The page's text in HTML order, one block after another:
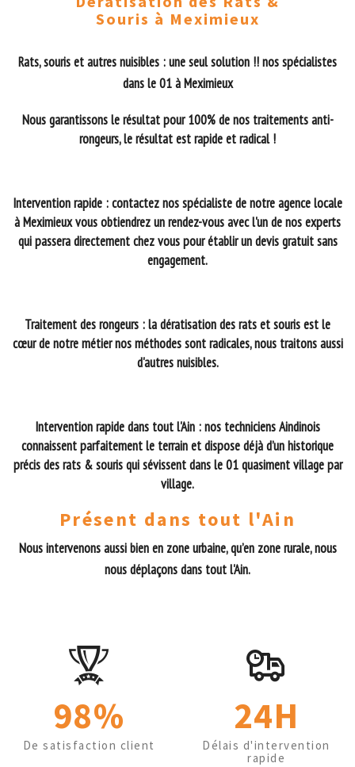
Souris à Meximieux
Rats, souris et autres nuisibles : une seul solution !! nos spécialistes
dans le 01 à Meximieux
Nous garantissons le résultat pour 100% de nos traitements anti-
rongeurs, le résultat est rapide et radical !
Intervention rapide : contactez nos spécialiste de notre agence locale
à Meximieux vous obtiendrez un rendez-vous avec l'un de nos experts
qui passera directement chez vous pour établir un devis gratuit sans
engagement.
Traitement des rongeurs : la dératisation des rats et souris est le
cœur de notre métier nos méthodes sont radicales, nous traitons aussi
d'autres nuisibles.
Intervention rapide dans tout l'Ain : nos techniciens Aindinois
connaissent parfaitement le terrain et dispose déjà d’un historique
précis des rats & souris qui sévissent dans le 01 quasiment village par
village.
Présent dans tout l'Ain
Nous intervenons aussi bien en zone urbaine, qu’en zone rurale, nous
nous déplaçons dans tout l'Ain.
98%
De satisfaction client
24H
Délais d'intervention
rapide